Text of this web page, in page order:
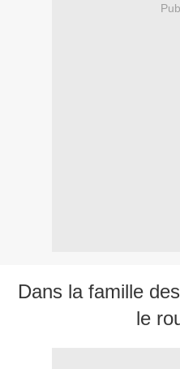
Dans la famille
le